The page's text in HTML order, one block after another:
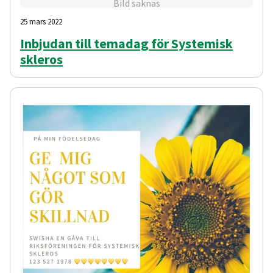
Bild saknas
25 mars 2022
Inbjudan till temadag för Systemisk
skleros